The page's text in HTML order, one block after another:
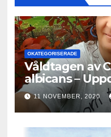
OKATEGORISERADE
Våldtagen av
albicans –
11 NOVEMBER, 2020